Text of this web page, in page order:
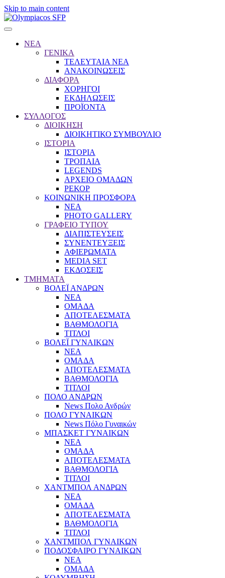
Skip to main content
ΝΕΑ
ΓΕΝΙΚΑ
ΤΕΛΕΥΤΑΙΑ ΝΕΑ
ΑΝΑΚΟΙΝΩΣΕΙΣ
ΔΙΑΦΟΡΑ
ΧΟΡΗΓΟΙ
ΕΚΔΗΛΩΣΕΙΣ
ΠΡΟΪΟΝΤΑ
ΣΥΛΛΟΓΟΣ
ΔΙΟΙΚΗΣΗ
ΔΙΟΙΚΗΤΙΚΟ ΣΥΜΒΟΥΛΙΟ
ΙΣΤΟΡΙΑ
ΙΣΤΟΡΙΑ
ΤΡΟΠΑΙΑ
LEGENDS
ΑΡΧΕΙΟ ΟΜΑΔΩΝ
ΡΕΚΟΡ
ΚΟΙΝΩΝΙΚΗ ΠΡΟΣΦΟΡΑ
NEA
PHOTO GALLERY
ΓΡΑΦΕΙΟ ΤΥΠΟΥ
ΔΙΑΠΙΣΤΕΥΣΕΙΣ
ΣΥΝΕΝΤΕΥΞΕΙΣ
ΑΦΙΕΡΩΜΑΤΑ
MEDIA SET
ΕΚΔΟΣΕΙΣ
TMHMATA
ΒΟΛΕΪ ΑΝΔΡΩΝ
ΝΕΑ
ΟΜΑΔΑ
ΑΠΟΤΕΛΕΣΜΑΤΑ
ΒΑΘΜΟΛΟΓΙΑ
ΤΙΤΛΟΙ
ΒΟΛΕΪ ΓΥΝΑΙΚΩΝ
ΝΕΑ
ΟΜΑΔΑ
ΑΠΟΤΕΛΕΣΜΑΤΑ
ΒΑΘΜΟΛΟΓΙΑ
ΤΙΤΛΟΙ
ΠΟΛΟ ΑΝΔΡΩΝ
News Πολο Ανδρών
ΠΟΛΟ ΓΥΝΑΙΚΩΝ
News Πόλο Γυναικών
ΜΠΑΣΚΕΤ ΓΥΝΑΙΚΩΝ
ΝΕΑ
ΟΜΑΔΑ
ΑΠΟΤΕΛΕΣΜΑΤΑ
ΒΑΘΜΟΛΟΓΙΑ
ΤΙΤΛΟΙ
ΧΑΝΤΜΠΟΛ ΑΝΔΡΩΝ
ΝΕΑ
ΟΜΑΔΑ
ΑΠΟΤΕΛΕΣΜΑΤΑ
ΒΑΘΜΟΛΟΓΙΑ
ΤΙΤΛΟΙ
ΧΑΝΤΜΠΟΛ ΓΥΝΑΙΚΩΝ
ΠΟΔΟΣΦΑΙΡΟ ΓΥΝΑΙΚΩΝ
NEA
ΟΜΑΔΑ